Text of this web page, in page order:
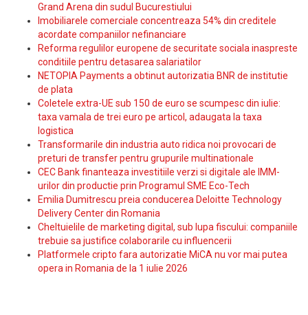
Grand Arena din sudul Bucurestiului
Imobiliarele comerciale concentreaza 54% din creditele
acordate companiilor nefinanciare
Reforma regulilor europene de securitate sociala inaspreste
conditiile pentru detasarea salariatilor
NETOPIA Payments a obtinut autorizatia BNR de institutie
de plata
Coletele extra-UE sub 150 de euro se scumpesc din iulie:
taxa vamala de trei euro pe articol, adaugata la taxa
logistica
Transformarile din industria auto ridica noi provocari de
preturi de transfer pentru grupurile multinationale
CEC Bank finanteaza investitiile verzi si digitale ale IMM-
urilor din productie prin Programul SME Eco-Tech
Emilia Dumitrescu preia conducerea Deloitte Technology
Delivery Center din Romania
Cheltuielile de marketing digital, sub lupa fiscului: companiile
trebuie sa justifice colaborarile cu influencerii
Platformele cripto fara autorizatie MiCA nu vor mai putea
opera in Romania de la 1 iulie 2026